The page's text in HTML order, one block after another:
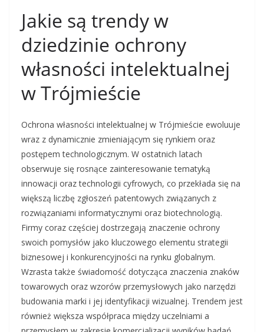
Jakie są trendy w
dziedzinie ochrony
własności intelektualnej
w Trójmieście
Ochrona własności intelektualnej w Trójmieście ewoluuje
wraz z dynamicznie zmieniającym się rynkiem oraz
postępem technologicznym. W ostatnich latach
obserwuje się rosnące zainteresowanie tematyką
innowacji oraz technologii cyfrowych, co przekłada się na
większą liczbę zgłoszeń patentowych związanych z
rozwiązaniami informatycznymi oraz biotechnologią.
Firmy coraz częściej dostrzegają znaczenie ochrony
swoich pomysłów jako kluczowego elementu strategii
biznesowej i konkurencyjności na rynku globalnym.
Wzrasta także świadomość dotycząca znaczenia znaków
towarowych oraz wzorów przemysłowych jako narzędzi
budowania marki i jej identyfikacji wizualnej. Trendem jest
również większa współpraca między uczelniami a